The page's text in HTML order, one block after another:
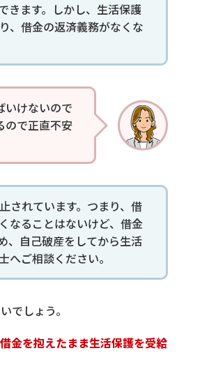
きます。しかし、生活保護
、借金の返済義務がなくな
いけないので
ので正直不安
されています。つまり、借
なることはないけど、借金
、自己破産をしてから生活
ご相談ください。
でしょう。
金を抱えたまま生活保護を受給